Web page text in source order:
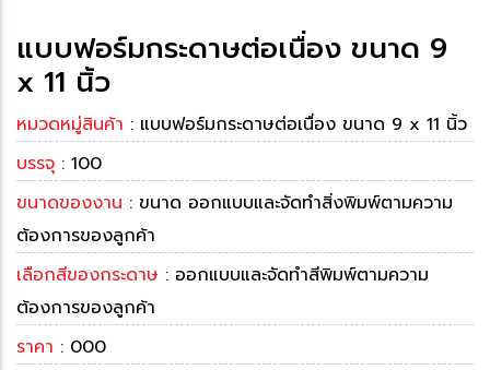
บบฟอร์มกระดาษต่อเนื่อง ขนาด 9
x 11 นิ้ว
หมวดหมู่สินค้า : แบบฟอร์มกระดาษต่อเนื่อง ขนาด 9 x 11 นิ้ว
บรรจุ : 100
ขนาดของงาน : ขนาด ออกแบบและจัดทำสิ่งพิมพ์ตามความ
ต้องการของลูกค้า
เลือกสีของกระดาษ : ออกแบบและจัดทำสีพิมพ์ตามความ
ต้องการของลูกค้า
ราคา : 000